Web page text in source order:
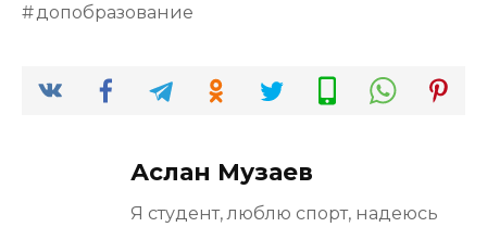
допобразование
Аслан Музаев
Я студент, люблю спорт, надеюсь